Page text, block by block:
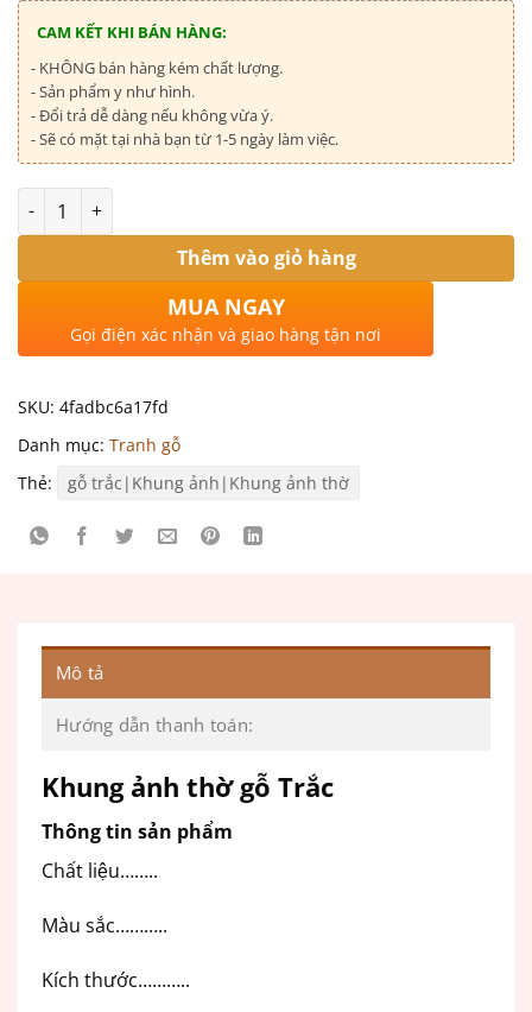
CAM KẾT KHI BÁN HÀNG:
- KHÔNG bán hàng kém chất lượng.
- Sản phẩm y như hình.
- Đổi trả dễ dàng nếu không vừa ý.
- Sẽ có mặt tại nhà bạn từ 1-5 ngày làm việc.
Số lượng
Thêm vào giỏ hàng
MUA NGAY
Gọi điện xác nhận và giao hàng tận nơi
SKU: 4fadbc6a17fd
Danh mục: Tranh gỗ
Thẻ:
gỗ trắc|Khung ảnh|Khung ảnh thờ
Mô tả
Hướng dẫn thanh toán:
Khung ảnh thờ gỗ Trắc
Thông tin sản phẩm
Chất liệu……..
Màu sắc………..
Kích thước………..